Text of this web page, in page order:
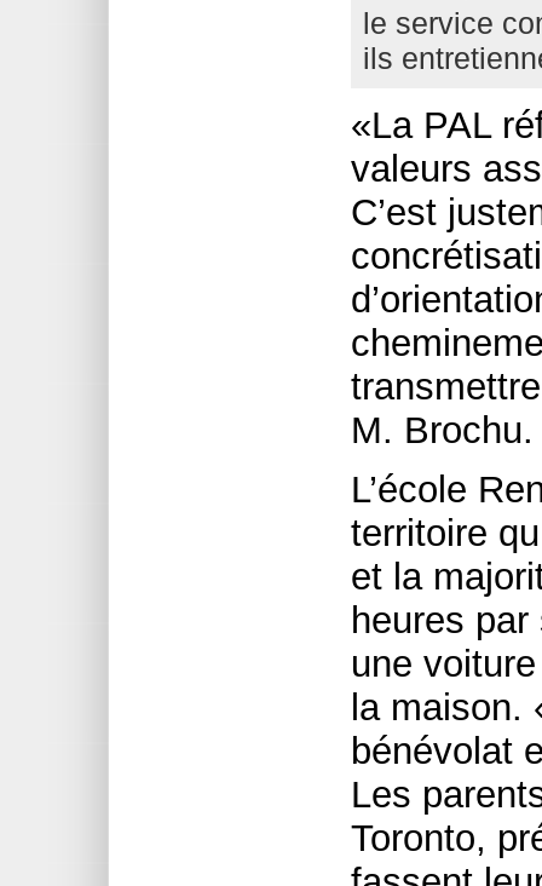
le service
ils
«La PAL
valeurs
C’est
M. Brochu.
L’école
territoire
et la
heures
une
la maison.
bénévolat
Les
Toronto,